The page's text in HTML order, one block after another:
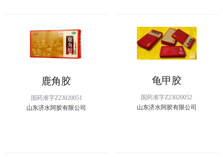
鹿角胶
国药准字Z23020051
山东济水阿胶有限公司
龟甲胶
国药准字Z23020052
山东济水阿胶有限公司